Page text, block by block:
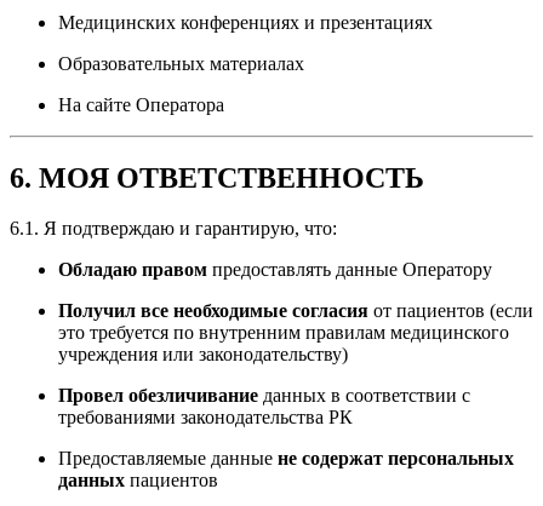
Медицинских конференциях и презентациях
Образовательных материалах
На сайте Оператора
6. МОЯ ОТВЕТСТВЕННОСТЬ
6.1. Я подтверждаю и гарантирую, что:
Обладаю правом предоставлять данные Оператору
Получил все необходимые согласия от пациентов (если
это требуется по внутренним правилам медицинского
учреждения или законодательству)
Провел обезличивание данных в соответствии с
требованиями законодательства РК
Предоставляемые данные не содержат персональных
данных пациентов